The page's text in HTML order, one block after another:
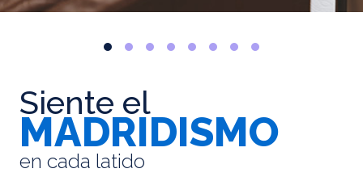
Siente el
MADRIDISMO
en cada latido